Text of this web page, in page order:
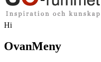
Hi
OvanMeny